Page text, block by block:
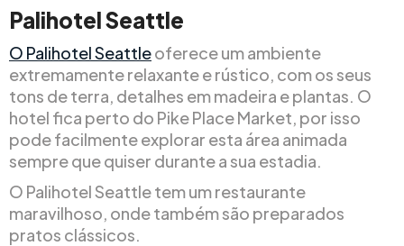
Palihotel Seattle
O Palihotel Seattleoferece um ambiente
extremamente relaxante e rústico, com os seus
tons de terra, detalhes em madeira e plantas. O
hotel fica perto do Pike Place Market, por isso
pode facilmente explorar esta área animada
sempre que quiser durante a sua estadia.
O Palihotel Seattle tem um restaurante
maravilhoso, onde também são preparados
pratos clássicos.